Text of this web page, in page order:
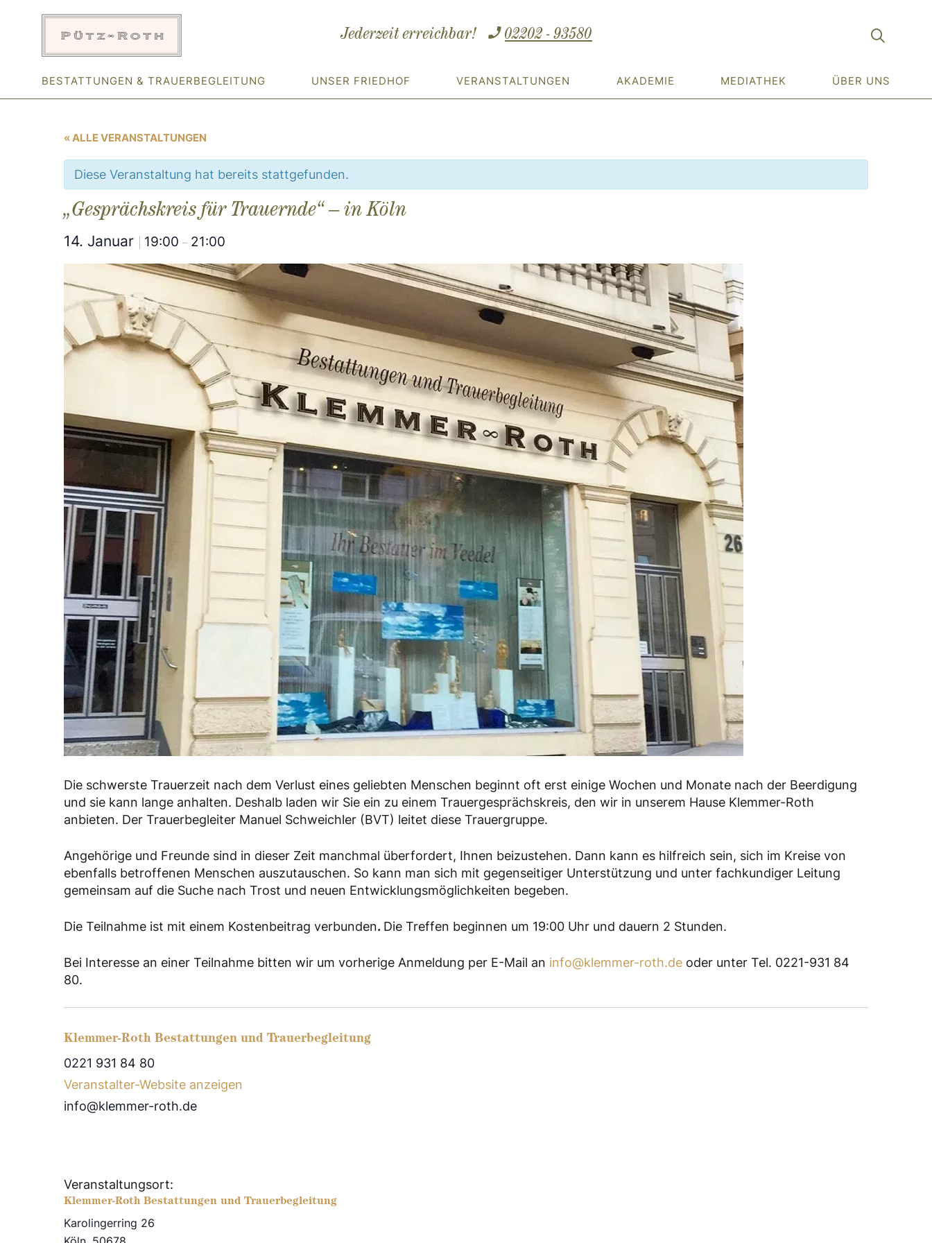
Jederzeit erreichbar! 02202 - 93580
BESTATTUNGEN & TRAUERBEGLEITUNG UNSER FRIEDHOF VERANSTALTUNGEN AKADEMIE MEDIATHEK ÜBER UNS
« ALLE VERANSTALTUNGEN
Diese Veranstaltung hat bereits stattgefunden.
„Gesprächskreis für Trauernde“ – in Köln
14. Januar 19:00 – 21:00
Die schwerste Trauerzeit nach dem Verlust eines geliebten Menschen beginnt oft erst einige Wochen und Monate nach der Beerdigung
und sie kann lange anhalten. Deshalb laden wir Sie ein zu einem Trauergesprächskreis, den wir in unserem Hause Klemmer-Roth
anbieten. Der Trauerbegleiter Manuel Schweichler (BVT) leitet diese Trauergruppe.
Angehörige und Freunde sind in dieser Zeit manchmal überfordert, Ihnen beizustehen. Dann kann es hilfreich sein, sich im Kreise von
ebenfalls betroffenen Menschen auszutauschen. So kann man sich mit gegenseitiger Unterstützung und unter fachkundiger Leitung
gemeinsam auf die Suche nach Trost und neuen Entwicklungsmöglichkeiten begeben.
Die Teilnahme ist mit einem Kostenbeitrag verbunden. Die Treffen beginnen um 19:00 Uhr und dauern 2 Stunden.
Bei Interesse an einer Teilnahme bitten wir um vorherige Anmeldung per E-Mail an info@klemmer-roth.de oder unter Tel. 0221-931 84
80.
Klemmer-Roth Bestattungen und Trauerbegleitung
0221 931 84 80
Veranstalter-Website anzeigen
info@klemmer-roth.de
Veranstaltungsort:
Klemmer-Roth Bestattungen und Trauerbegleitung
Karolingerring 26